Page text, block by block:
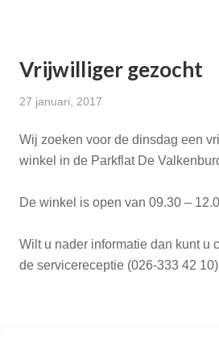
Vrijwilliger gezocht
27 januari, 2017
Wij zoeken voor de dinsdag een
winkel in de Parkflat De
De winkel is open van 09.30 –
Wilt u nader informatie dan kunt u
de servicereceptie (026-333 42